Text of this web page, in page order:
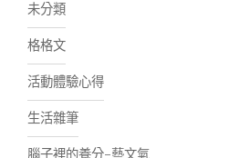
未分類
格格文
活動體驗心得
生活雜筆
腦子裡的養分-藝文氣